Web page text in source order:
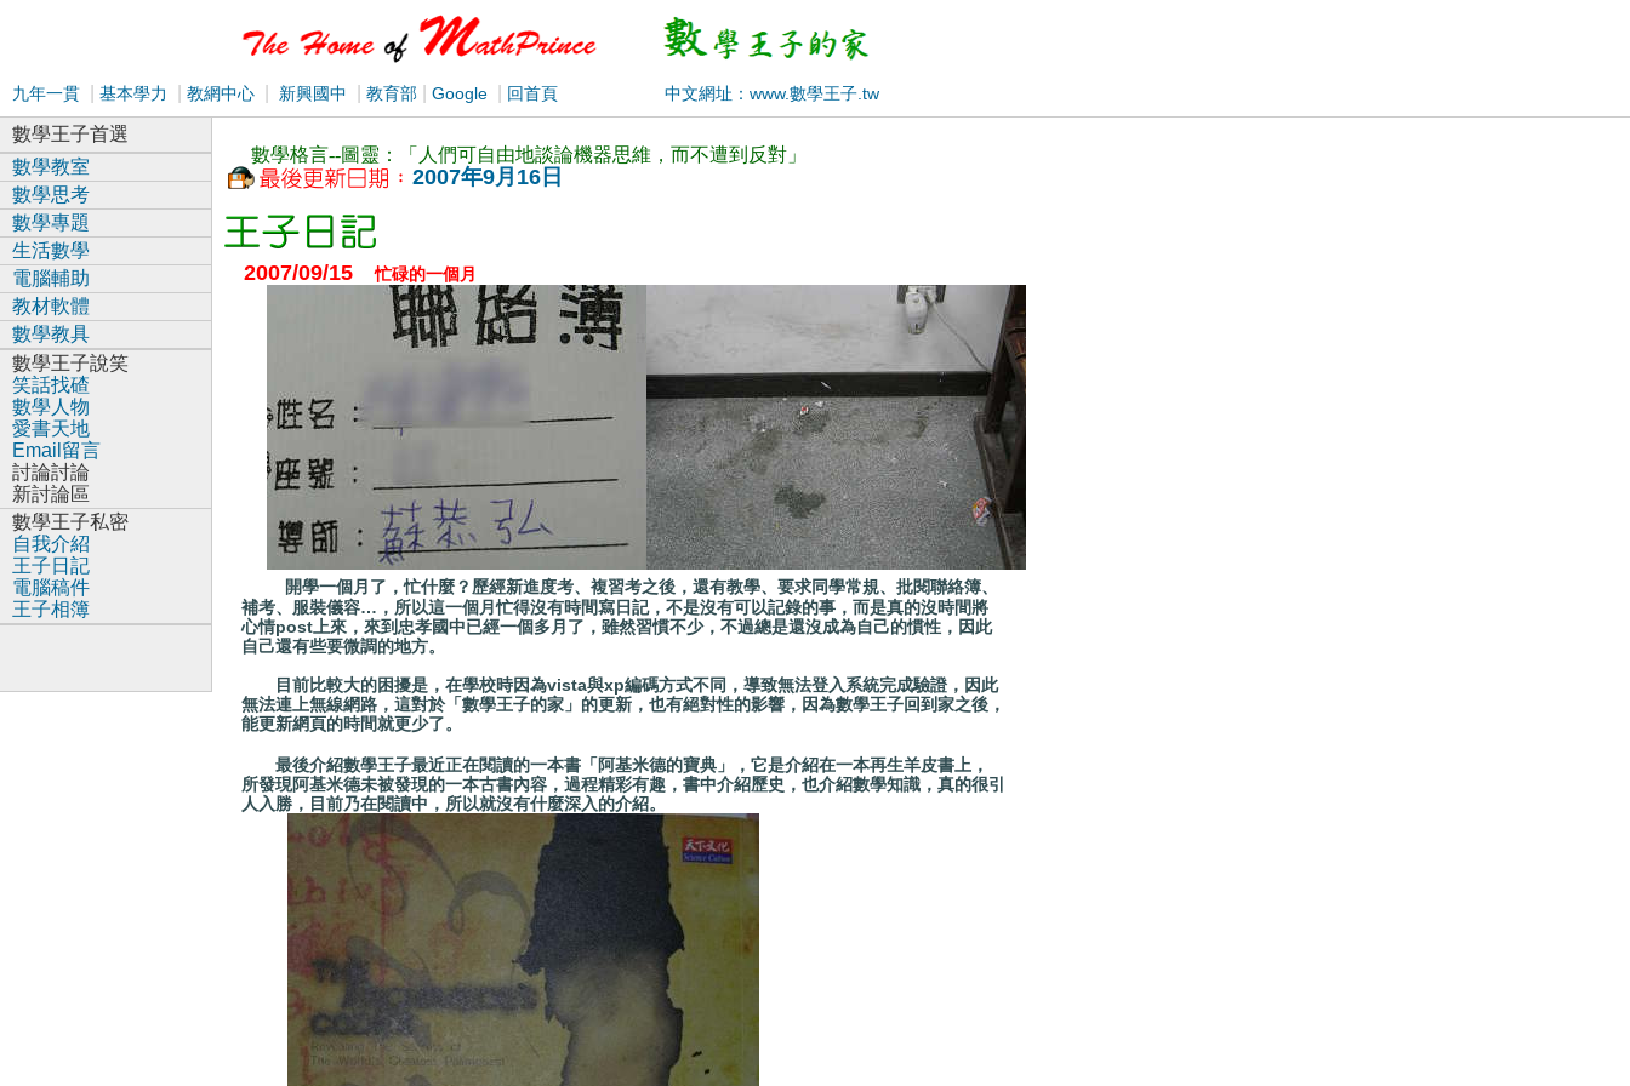
九年一貫 基本學力 教網中心 新興國中 教育部 Google 回首頁 中文網址：www.數學王子.tw
數學格言--圖靈：「人們可自由地談論機器思維，而不遭到反對」
2007年9月16日
2007/09/15忙碌的一個月
開學一個月了，忙什麼？歷經新進度考、複習考之後，還有教學、要求同學常規、批閱聯絡簿、
補考、服裝儀容…，所以這一個月忙得沒有時間寫日記，不是沒有可以記錄的事，而是真的沒時間將
心情post上來，來到忠孝國中已經一個多月了，雖然習慣不少，不過總是還沒成為自己的慣性，因此
自己還有些要微調的地方。
目前比較大的困擾是，在學校時因為vista與xp編碼方式不同，導致無法登入系統完成驗證，因此
無法連上無線網路，這對於「數學王子的家」的更新，也有絕對性的影響，因為數學王子回到家之後，
能更新網頁的時間就更少了。
最後介紹數學王子最近正在閱讀的一本書「阿基米德的寶典」，它是介紹在一本再生羊皮書上，
所發現阿基米德未被發現的一本古書內容，過程精彩有趣，書中介紹歷史，也介紹數學知識，真的很引
人入勝，目前乃在閱讀中，所以就沒有什麼深入的介紹。
數學王子首選
數學教室
數學思考
數學專題
生活數學
電腦輔助
教材軟體
數學教具
數學王子說笑
笑話找碴
數學人物
愛書天地
Email留言
討論討論
新討論區
數學王子私密
自我介紹
王子日記
電腦稿件
王子相簿